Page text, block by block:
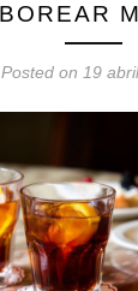
Posted on 19